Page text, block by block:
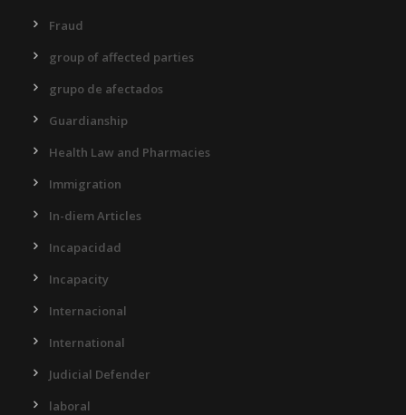
Fraud
group of affected parties
grupo de afectados
Guardianship
Health Law and Pharmacies
Immigration
In-diem Articles
Incapacidad
Incapacity
Internacional
International
Judicial Defender
laboral